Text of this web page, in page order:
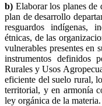
b) Elaborar los planes
plan de desarrollo
resguardos indígenas,
étnicas, de las
vulnerables presentes en
instrumentos definidos
Rurales y Usos
eficiente del suelo rural,
territorial, y en armonía
ley orgánica de la materia.